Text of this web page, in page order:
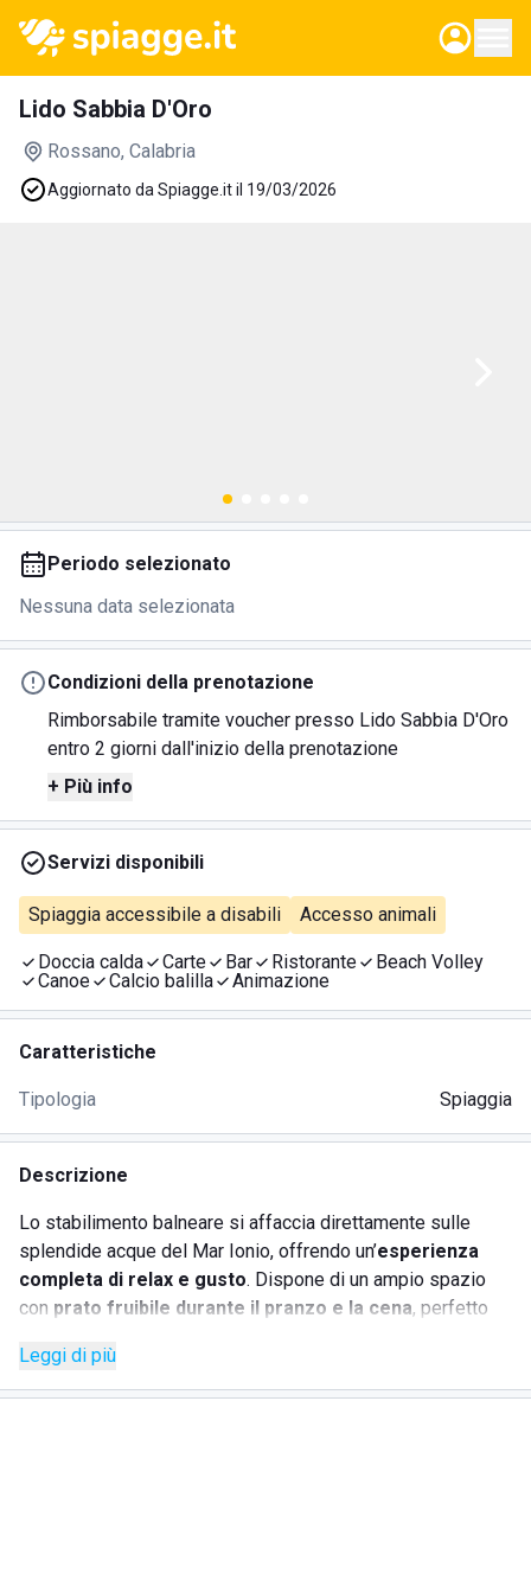
Lido Sabbia D'Oro
Rossano, Calabria
Aggiornato da Spiagge.it il 19/03/2026
Periodo selezionato
Nessuna data selezionata
Condizioni della prenotazione
Rimborsabile tramite voucher presso Lido Sabbia D'Oro
entro 2 giorni dall'inizio della prenotazione
+ Più info
Servizi disponibili
Spiaggia accessibile a disabili Accesso animali
Doccia calda Carte Bar Ristorante
Beach Volley
Canoe
Calcio balilla Animazione
Caratteristiche
Tipologia Spiaggia
Descrizione
Lo stabilimento balneare si affaccia direttamente sulle
splendide acque del Mar Ionio, offrendo un’esperienza
completa di relax e gusto. Dispone di un ampio spazio
con prato fruibile durante il pranzo e la cena, perfetto
informale e rilassata.
Ilristorantepropone un ricco menù con piatti di mare e di
Leggi di più